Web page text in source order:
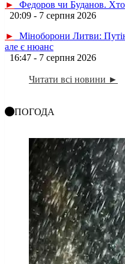
►
Федоров чи Буданов.
20:09 - 7 серпня 2026
►
Міноборони Литви: Путін
але є нюанс
16:47 - 7 серпня 2026
Читати всі новини ►
ПОГОДА